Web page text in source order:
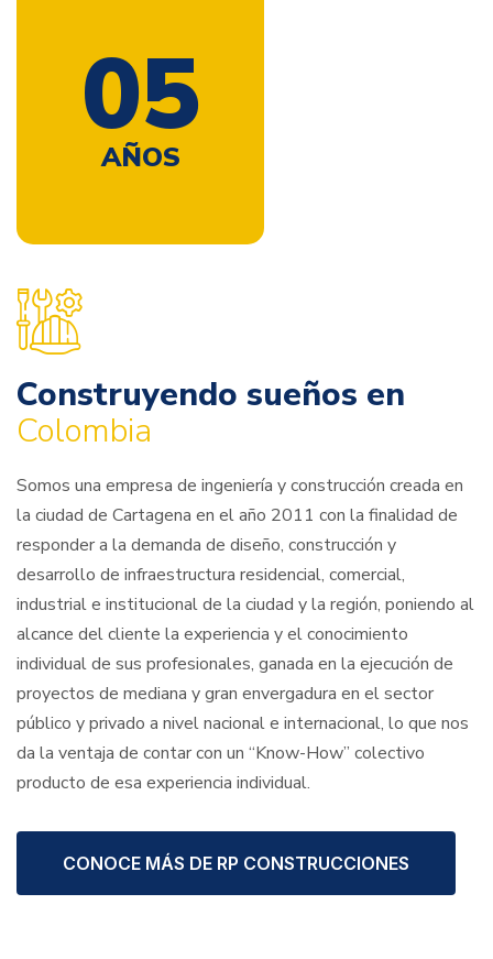
07
AÑOS
Construyendo sueños en
Colombia
Somos una empresa de ingeniería y construcción creada en
la ciudad de Cartagena en el año 2011 con la finalidad de
responder a la demanda de diseño, construcción y
desarrollo de infraestructura residencial, comercial,
industrial e institucional de la ciudad y la región, poniendo al
alcance del cliente la experiencia y el conocimiento
individual de sus profesionales, ganada en la ejecución de
proyectos de mediana y gran envergadura en el sector
público y privado a nivel nacional e internacional, lo que nos
da la ventaja de contar con un “Know-How” colectivo
producto de esa experiencia individual.
CONOCE MÁS DE RP CONSTRUCCIONES